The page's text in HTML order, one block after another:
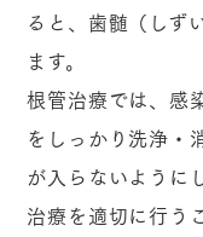
ると、歯髄（しず
ます。
根管治療では、感
をしっかり洗浄・
が入らないように
治療を適切に行う